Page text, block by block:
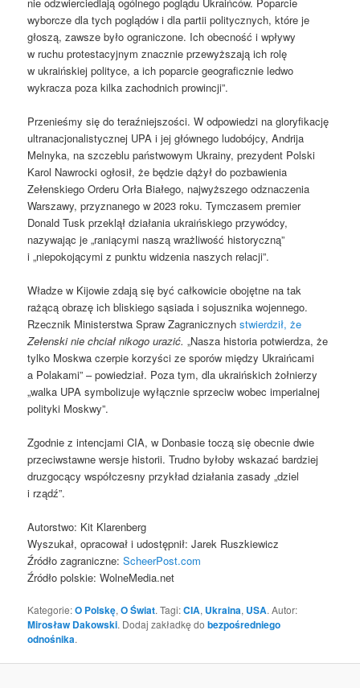
wyborcze dla tych poglądów i dla partii politycznych, które je
głoszą, zawsze było ograniczone. Ich obecność i wpływy
w ruchu protestacyjnym znacznie przewyższają ich rolę
w ukraińskiej polityce, a ich poparcie geograficznie ledwo
wykracza poza kilka zachodnich prowincji”.
Przenieśmy się do teraźniejszości. W odpowiedzi na gloryfikację
ultranacjonalistycznej UPA i jej głównego ludobójcy, Andrija
Melnyka, na szczeblu państwowym Ukrainy, prezydent Polski
Karol Nawrocki ogłosił, że będzie dążył do pozbawienia
Zełenskiego Orderu Orła Białego, najwyższego odznaczenia
Warszawy, przyznanego w 2023 roku. Tymczasem premier
Donald Tusk przeklął działania ukraińskiego przywódcy,
nazywając je „raniącymi naszą wrażliwość historyczną”
i „niepokojącymi z punktu widzenia naszych relacji”.
Władze w Kijowie zdają się być całkowicie obojętne na tak
rażącą obrazę ich bliskiego sąsiada i sojusznika wojennego.
Rzecznik Ministerstwa Spraw Zagranicznychstwierdził, że
Zełenski nie chciał nikogo urazić. „Nasza historia potwierdza, że ​​
tylko Moskwa czerpie korzyści ze sporów między Ukraińcami
a Polakami” – powiedział. Poza tym, dla ukraińskich żołnierzy
„walka UPA symbolizuje wyłącznie sprzeciw wobec imperialnej
polityki Moskwy”.
Zgodnie z intencjami CIA, w Donbasie toczą się obecnie dwie
przeciwstawne wersje historii. Trudno byłoby wskazać bardziej
druzgocący współczesny przykład działania zasady „dziel
i rządź”.
Autorstwo: Kit Klarenberg
Wyszukał, opracował i udostępnił: Jarek Ruszkiewicz
Źródło zagraniczne:ScheerPost.com
Źródło polskie: WolneMedia.net
Kategorie:O Polskę,O Świat. Tagi:CIA, Ukraina, USA. Autor:
Mirosław Dakowski. Dodaj zakładkę dobezpośredniego
odnośnika.